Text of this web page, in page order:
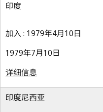
印度
加入 : 1979年4月10日
1979年7月10日
详细信息
印度尼西亚